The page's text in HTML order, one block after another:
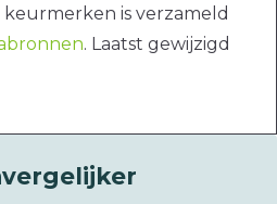
is verzameld
. Laatst gewijzigd